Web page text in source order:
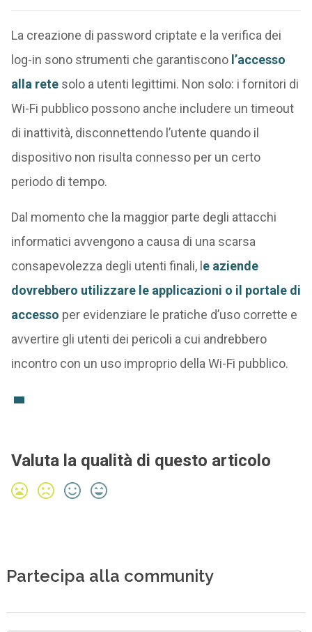
La creazione di password criptate e la verifica dei
log-in sono strumenti che garantiscono l’accesso
alla rete solo a utenti legittimi. Non solo: i fornitori di
Wi-Fi pubblico possono anche includere un timeout
di inattività, disconnettendo l’utente quando il
dispositivo non risulta connesso per un certo
periodo di tempo.
Dal momento che la maggior parte degli attacchi
informatici avvengono a causa di una scarsa
consapevolezza degli utenti finali, le aziende
dovrebbero utilizzare le applicazioni o il portale di
accesso per evidenziare le pratiche d’uso corrette e
avvertire gli utenti dei pericoli a cui andrebbero
incontro con un uso improprio della Wi-Fi pubblico.
Valuta la qualità di questo articolo
Partecipa alla community